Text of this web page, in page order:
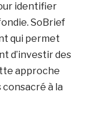
identifier
SoBrief
qui permet
d’investir des
approche
à la